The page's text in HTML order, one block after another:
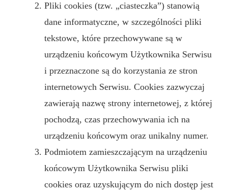
Pliki cookies (tzw. „ciasteczka”) stanowią
dane informatyczne, w szczególności pliki
tekstowe, które przechowywane są w
urządzeniu końcowym Użytkownika Serwisu
i przeznaczone są do korzystania ze stron
internetowych Serwisu. Cookies zazwyczaj
zawierają nazwę strony internetowej, z której
pochodzą, czas przechowywania ich na
urządzeniu końcowym oraz unikalny numer.
Podmiotem zamieszczającym na urządzeniu
końcowym Użytkownika Serwisu pliki
cookies oraz uzyskującym do nich dostęp jest